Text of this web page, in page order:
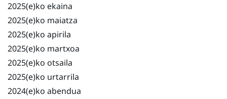
2025(e)ko ekaina
2025(e)ko maiatza
2025(e)ko apirila
2025(e)ko martxoa
2025(e)ko otsaila
2025(e)ko urtarrila
2024(e)ko abendua